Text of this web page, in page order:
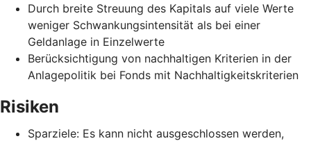
Durch breite Streuung des Kapitals auf viele Werte
weniger Schwankungsintensität als bei einer
Geldanlage in Einzelwerte
Berücksichtigung von nachhaltigen Kriterien in der
Anlagepolitik bei Fonds mit Nachhaltigkeitskriterien
Risiken
Sparziele: Es kann nicht ausgeschlossen werden,